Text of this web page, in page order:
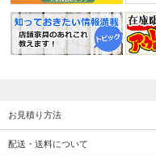
お見積り方法
配送・送料について